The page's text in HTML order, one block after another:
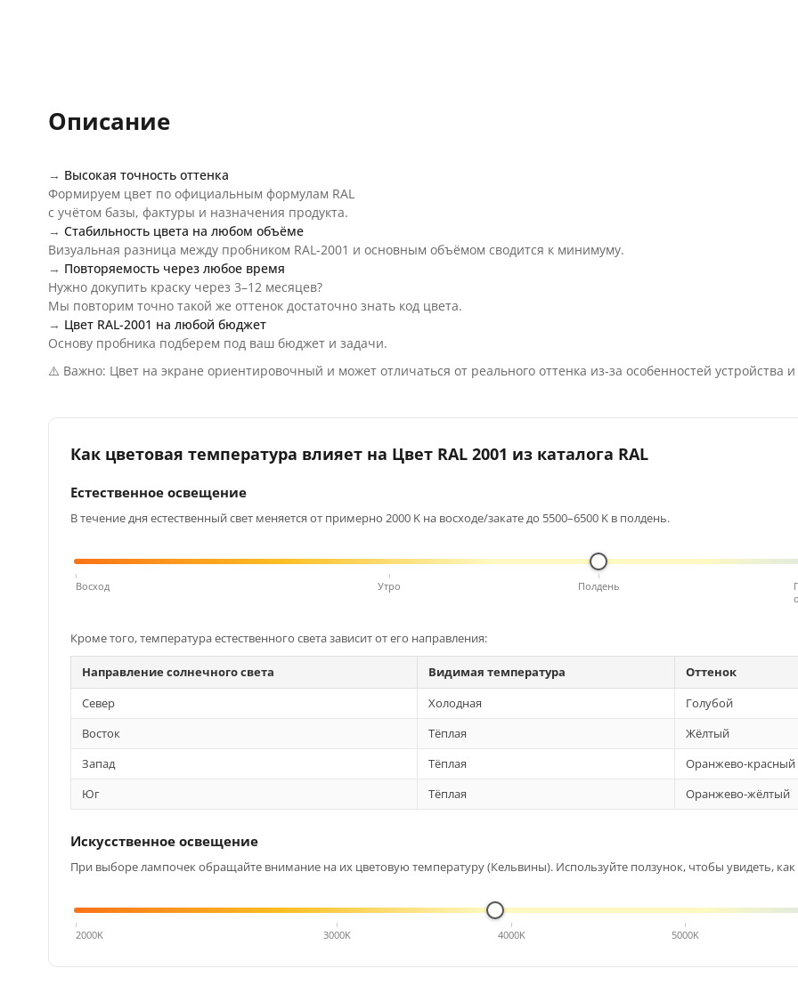
Описание
→ Высокая точность оттенка
Формируем цвет по официальным формулам RAL
с учётом базы, фактуры и назначения продукта.
→ Стабильность цвета на любом объёме
Визуальная разница между пробником RAL-2001 и основным объёмом сводится к минимуму.
→ Повторяемость через любое время
Нужно докупить краску через 3–12 месяцев?
Мы повторим точно такой же оттенок достаточно знать код цвета.
→ Цвет RAL-2001 на любой бюджет
Основу пробника подберем под ваш бюджет и задачи.
⚠️ Важно: Цвет на экране ориентировочный и может отличаться от реального оттенка из-за особенностей устройства
Как цветовая температура влияет на Цвет RAL 2001 из каталога RAL
Естественное освещение
В течение дня естественный свет меняется от примерно 2000 K на восходе/закате до 5500–6500 K в полдень.
Восход Утро Полдень
Кроме того, температура естественного света зависит от его направления:
Направление солнечного света Видимая температура
Оттенок
Север
Холодная
Голубой
Восток
Тёплая
Жёлтый
Запад
Тёплая
Оранжево-красный
Юг
Тёплая Оранжево-жёлтый
Искусственное освещение
При выборе лампочек обращайте внимание на их цветовую температуру (Кельвины). Используйте ползунок, чтобы увидеть,
4000K
2000K 3000K 4000K 5000K